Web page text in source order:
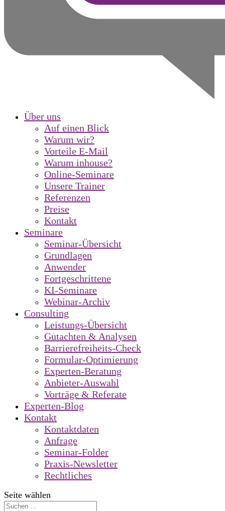
Über uns
Auf einen Blick
Warum wir?
Vorteile E-Mail
Warum inhouse?
Online-Seminare
Unsere Trainer
Referenzen
Preise
Kontakt
Seminare
Seminar-Übersicht
Grundlagen
Anwender
Fortgeschrittene
KI-Seminare
Webinar-Archiv
Consulting
Leistungs-Übersicht
Gutachten & Analysen
Barrierefreiheits-Check
Formular-Optimierung
Experten-Beratung
Anbieter-Auswahl
Vorträge & Referate
Experten-Blog
Kontakt
Kontaktdaten
Anfrage
Seminar-Folder
Praxis-Newsletter
Rechtliches
Seite wählen